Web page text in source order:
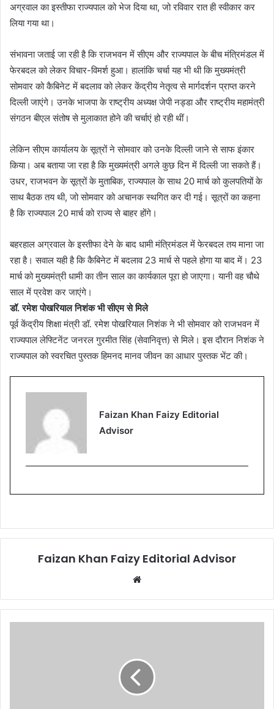
अग्रवाल का इस्तीफा राज्यपाल को भेज दिया था, जो रविवार रात ही स्वीकार कर
लिया गया था।
संभावना जताई जा रही है कि राजभवन में सीएम और राज्यपाल के बीच मंत्रिमंडल में
फेरबदल को लेकर विचार-विमर्श हुआ। हालांकि चर्चा यह भी थी कि मुख्यमंत्री
सोमवार को कैबिनेट में बदलाव को लेकर केंद्रीय नेतृत्व से मार्गदर्शन प्राप्त करने
दिल्ली जाएंगे। उनके भाजपा के राष्ट्रीय अध्यक्ष जेपी नड्डा और राष्ट्रीय महामंत्री
संगठन बीएल संतोष से मुलाकात होने की चर्चाएं हो रही थीं।
लेकिन सीएम कार्यालय के सूत्रों ने सोमवार को उनके दिल्ली जाने से साफ इंकार
किया। अब बताया जा रहा है कि मुख्यमंत्री अगले कुछ दिन में दिल्ली जा सकते हैं।
उधर, राजभवन के सूत्रों के मुताबिक, राज्यपाल के साथ 20 मार्च को कुलपतियों के
साथ बैठक तय थी, जो सोमवार को अचानक स्थगित कर दी गई। सूत्रों का कहना
है कि राज्यपाल 20 मार्च को राज्य से बाहर होंगे।
बहरहाल अग्रवाल के इस्तीफा देने के बाद धामी मंत्रिमंडल में फेरबदल तय माना जा
रहा है। सवाल यही है कि कैबिनेट में बदलाव 23 मार्च से पहले होगा या बाद में। 23
मार्च को मुख्यमंत्री धामी का तीन साल का कार्यकाल पूरा हो जाएगा। यानी वह चौथे
साल में प्रवेश कर जाएंगे।
डॉ. रमेश पोखरियाल निशंक भी सीएम से मिले
पूर्व केंद्रीय शिक्षा मंत्री डॉ. रमेश पोखरियाल निशंक ने भी सोमवार को राजभवन में
राज्यपाल लेफ्टिनेंट जनरल गुरमीत सिंह (सेवानिवृत्त) से मिले। इस दौरान निशंक ने
राज्यपाल को स्वरचित पुस्तक हिमनद मानव जीवन का आधार पुस्तक भेंट की।
Faizan Khan Faizy Editorial
Advisor
Faizan Khan Faizy Editorial Advisor
b
s
e